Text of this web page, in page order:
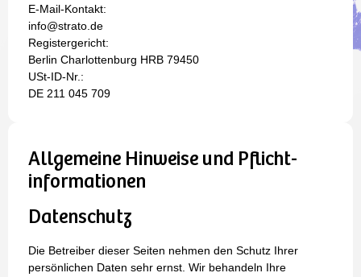
E-Mail-Kontakt:
info@strato.de
Registergericht:
Berlin Charlottenburg HRB 79450
USt-ID-Nr.:
DE 211 045 709
Allgemeine Hinweise und Pflicht­
informationen
Datenschutz
Die Betreiber dieser Seiten nehmen den Schutz Ihrer
persönlichen Daten sehr ernst. Wir behandeln Ihre